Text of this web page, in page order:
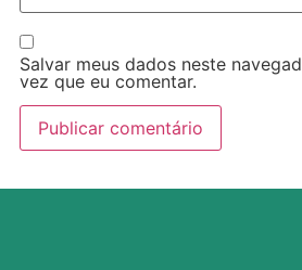
Salvar meus dados neste
vez que eu comentar.